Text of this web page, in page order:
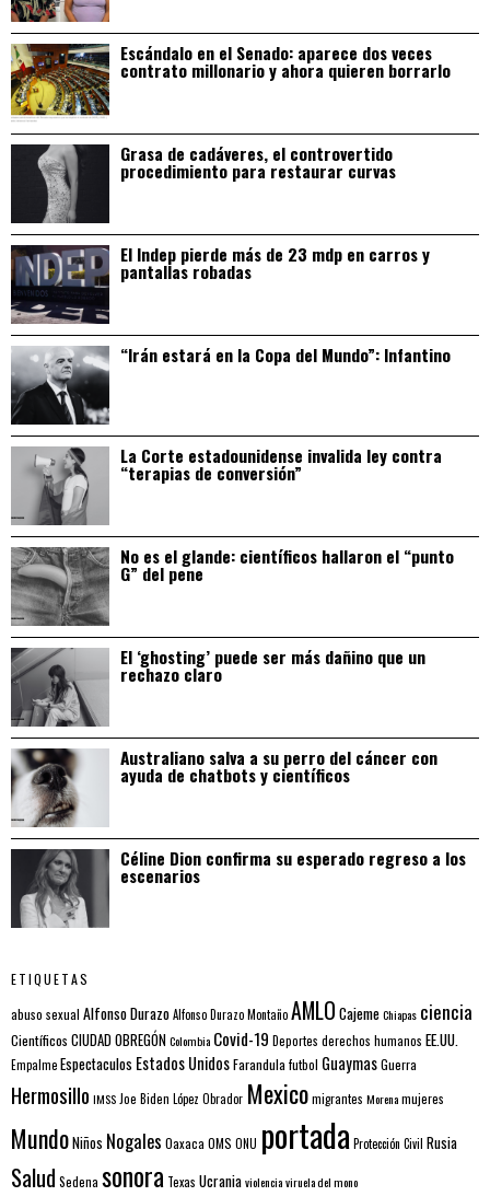
Escándalo en el Senado: aparece dos veces
contrato millonario y ahora quieren borrarlo
Grasa de cadáveres, el controvertido
procedimiento para restaurar curvas
El Indep pierde más de 23 mdp en carros y
pantallas robadas
“Irán estará en la Copa del Mundo”: Infantino
La Corte estadounidense invalida ley contra
“terapias de conversión”
No es el glande: científicos hallaron el “punto
G” del pene
El ‘ghosting’ puede ser más dañino que un
rechazo claro
Australiano salva a su perro del cáncer con
ayuda de chatbots y científicos
Céline Dion confirma su esperado regreso a los
escenarios
ETIQUETAS
abuso sexual Alfonso DurazoAlfonso Durazo MontañoAMLO CajemeChiapas ciencia
Científicos CIUDAD OBREGÓNColombia Covid-19 Deportes derechos humanos EE.UU.
EmpalmeEspectaculos Estados UnidosFarandulafutbol GuaymasGuerra
Hermosillo IMSS Joe Biden López Obrador Mexicomigrantes Morenamujeres
MundoNiños Nogales Oaxaca OMS ONU portada Protección Civil Rusia
Salud Sedena sonora Texas Ucraniaviolenciaviruela del mono